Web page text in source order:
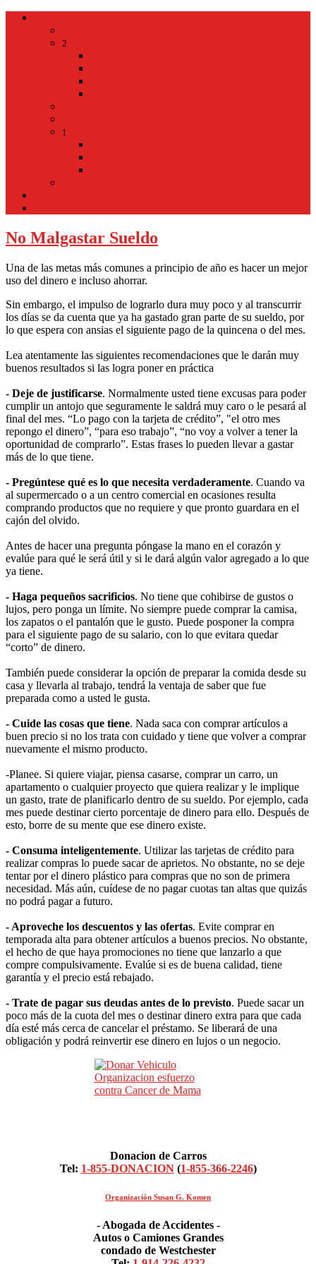
2
1
No Malgastar Sueldo
Una de las metas más comunes a principio de año es hacer un mejor
uso del dinero e incluso ahorrar.
Sin embargo, el impulso de lograrlo dura muy poco y al transcurrir
los días se da cuenta que ya ha gastado gran parte de su sueldo, por
lo que espera con ansias el siguiente pago de la quincena o del mes.
Lea atentamente las siguientes recomendaciones que le darán muy
buenos resultados si las logra poner en práctica
- Deje de justificarse. Normalmente usted tiene excusas para poder
cumplir un antojo que seguramente le saldrá muy caro o le pesará al
final del mes. “Lo pago con la tarjeta de crédito”, "el otro mes
repongo el dinero”, “para eso trabajo”, “no voy a volver a tener la
oportunidad de comprarlo”. Estas frases lo pueden llevar a gastar
más de lo que tiene.
- Pregúntese qué es lo que necesita verdaderamente. Cuando va
al supermercado o a un centro comercial en ocasiones resulta
comprando productos que no requiere y que pronto guardara en el
cajón del olvido.
Antes de hacer una pregunta póngase la mano en el corazón y
evalúe para qué le será útil y si le dará algún valor agregado a lo que
ya tiene.
- Haga pequeños sacrificios. No tiene que cohibirse de gustos o
lujos, pero ponga un límite. No siempre puede comprar la camisa,
los zapatos o el pantalón que le gusto. Puede posponer la compra
para el siguiente pago de su salario, con lo que evitara quedar
“corto” de dinero.
También puede considerar la opción de preparar la comida desde su
casa y llevarla al trabajo, tendrá la ventaja de saber que fue
preparada como a usted le gusta.
- Cuide las cosas que tiene. Nada saca con comprar artículos a
buen precio si no los trata con cuidado y tiene que volver a comprar
nuevamente el mismo producto.
-Planee. Si quiere viajar, piensa casarse, comprar un carro, un
apartamento o cualquier proyecto que quiera realizar y le implique
un gasto, trate de planificarlo dentro de su sueldo. Por ejemplo, cada
mes puede destinar cierto porcentaje de dinero para ello. Después de
esto, borre de su mente que ese dinero existe.
- Consuma inteligentemente. Utilizar las tarjetas de crédito para
realizar compras lo puede sacar de aprietos. No obstante, no se deje
tentar por el dinero plástico para compras que no son de primera
necesidad. Más aún, cuídese de no pagar cuotas tan altas que quizás
no podrá pagar a futuro.
- Aproveche los descuentos y las ofertas. Evite comprar en
temporada alta para obtener artículos a buenos precios. No obstante,
el hecho de que haya promociones no tiene que lanzarlo a que
compre compulsivamente. Evalúe si es de buena calidad, tiene
garantía y el precio está rebajado.
- Trate de pagar sus deudas antes de lo previsto. Puede sacar un
poco más de la cuota del mes o destinar dinero extra para que cada
día esté más cerca de cancelar el préstamo. Se liberará de una
obligación y podrá reinvertir ese dinero en lujos o un negocio.
Donacion de Carros
Tel: 1-855-DONACION(1-855-366-2246)
Organización Susan G. Komen
- Abogada de Accidentes -
Autos o Camiones Grandes
condado de Westchester